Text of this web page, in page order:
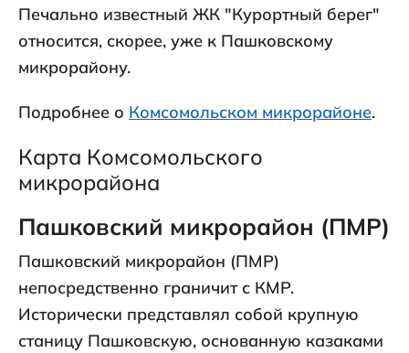
Печально известный ЖК "Курортный берег"
относится, скорее, уже к Пашковскому
микрорайону.
Подробнее о Комсомольском микрорайоне.
Карта Комсомольского
микрорайона
Пашковский микрорайон (ПМР)
Пашковский микрорайон (ПМР)
непосредственно граничит с КМР.
Исторически представлял собой крупную
станицу Пашковскую, основанную казаками